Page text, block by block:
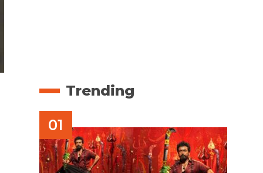
Trending